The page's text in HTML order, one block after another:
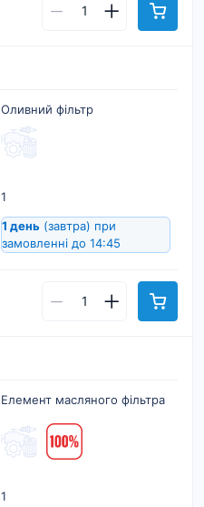
Оливний фільтр
1
1 день (завтра) при
замовленні до 14:45
Елемент масляного фільтра
1